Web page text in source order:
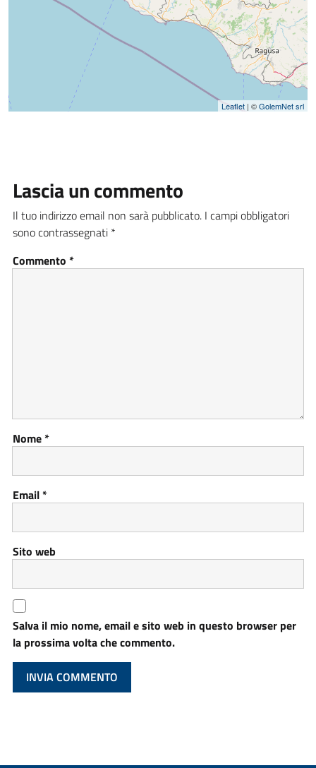
Leaflet | ©GolemNet srl
Lascia un commento
Il tuo indirizzo email non sarà pubblicato. I campi obbligatori
sono contrassegnati *
Commento *
Nome*
Email*
Sito web
Salva il mio nome, email e sito web in questo browser per
la prossima volta che commento.